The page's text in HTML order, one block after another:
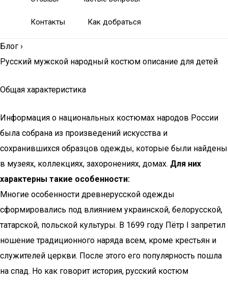
Контакты Как добраться
Блог ›
Русский мужской народный костюм описание для детей
Общая характеристика
Информация о национальных костюмах народов России
была собрана из произведений искусства и
сохранившихся образцов одежды, которые были найдены
в музеях, коллекциях, захоронениях, домах. Для них
характерны такие особенности:
Многие особенности древнерусской одежды
сформировались под влиянием украинской, белорусской,
татарской, польской культуры. В 1699 году Пётр I запретил
ношение традиционного наряда всем, кроме крестьян и
служителей церкви. После этого его популярность пошла
на спад. Но как говорит история, русский костюм